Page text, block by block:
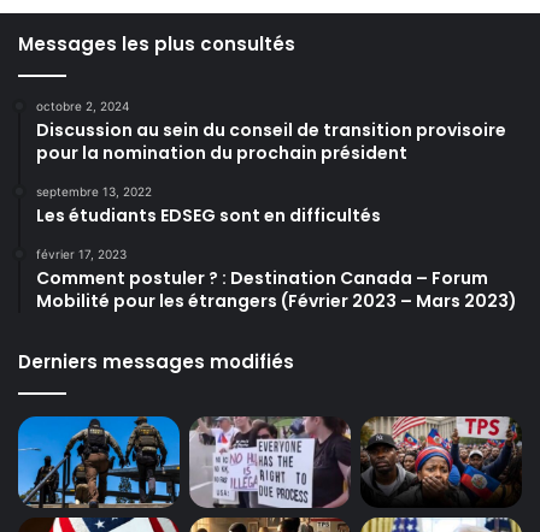
Messages les plus consultés
octobre 2, 2024
Discussion au sein du conseil de transition provisoire
pour la nomination du prochain président
septembre 13, 2022
Les étudiants EDSEG sont en difficultés
février 17, 2023
Comment postuler ? : Destination Canada – Forum
Mobilité pour les étrangers (Février 2023 – Mars 2023)
Derniers messages modifiés